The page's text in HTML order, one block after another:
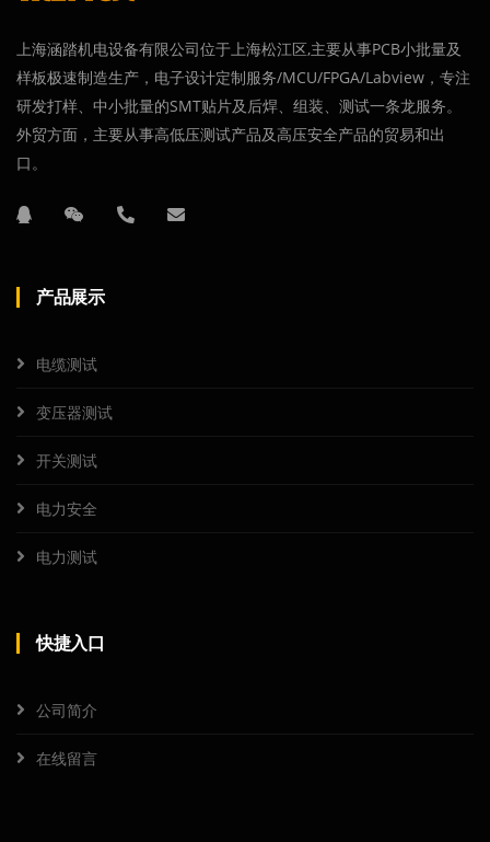
上海涵踏机电设备有限公司位于上海松江区,主要从事PCB小批量及
样板极速制造生产，电子设计定制服务/MCU/FPGA/Labview，专注
研发打样、中小批量的SMT贴片及后焊、组装、测试一条龙服务。
外贸方面，主要从事高低压测试产品及高压安全产品的贸易和出
口。
产品展示
电缆测试
变压器测试
开关测试
电力安全
电力测试
快捷入口
公司简介
在线留言